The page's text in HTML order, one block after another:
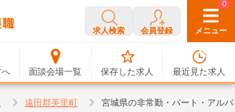
求人検索 会員登録 メニュー
へ 面談会場一覧
0
保存した求人
0
最近見た求人
遠田郡美里町 宮城県の非常勤・パート・アル